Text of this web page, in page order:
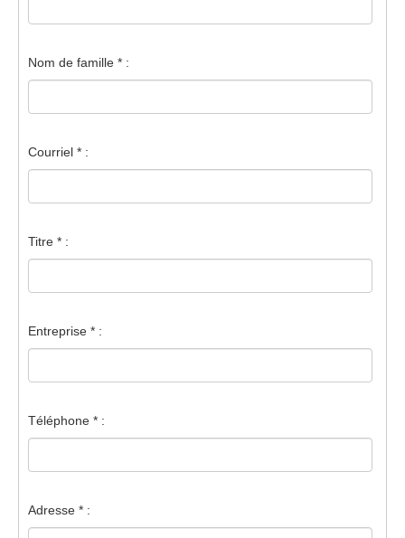
Nom de famille * :
Courriel * :
Titre * :
Entreprise * :
Téléphone * :
Adresse * :